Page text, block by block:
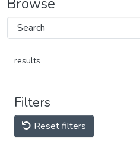
results
Filters
Reset filters